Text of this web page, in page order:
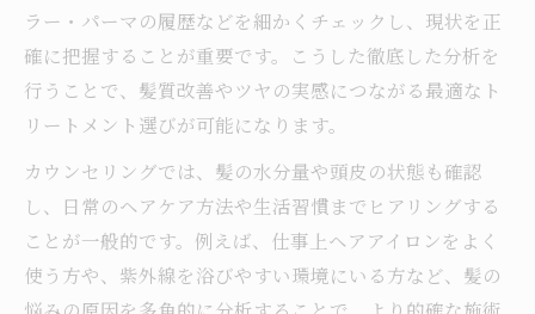
ラー・パーマの履歴などを細かくチェックし、現状を正
確に把握することが重要です。こうした徹底した分析を
行うことで、髪質改善やツヤの実感につながる最適なト
リートメント選びが可能になります。
カウンセリングでは、髪の水分量や頭皮の状態も確認
し、日常のヘアケア方法や生活習慣までヒアリングする
ことが一般的です。例えば、仕事上ヘアアイロンをよく
使う方や、紫外線を浴びやすい環境にいる方など、髪の
悩みの原因を多角的に分析することで、より的確な施術